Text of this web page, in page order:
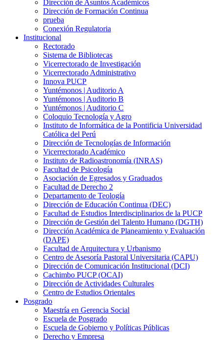
Dirección de Asuntos Académicos
Dirección de Formación Continua
prueba
Conexión Regulatoria
Institucional
Rectorado
Sistema de Bibliotecas
Vicerrectorado de Investigación
Vicerrectorado Administrativo
Innova PUCP
Yuntémonos | Auditorio A
Yuntémonos | Auditorio B
Yuntémonos | Auditorio C
Coloquio Tecnología y Agro
Instituto de Informática de la Pontificia Universidad
Católica del Perú
Dirección de Tecnologías de Información
Vicerrectorado Académico
Instituto de Radioastronomía (INRAS)
Facultad de Psicología
Asociación de Egresados y Graduados
Facultad de Derecho 2
Departamento de Teología
Dirección de Educación Continua (DEC)
Facultad de Estudios Interdisciplinarios de la PUCP
Dirección de Gestión del Talento Humano (DGTH)
Dirección Académica de Planeamiento y Evaluación
(DAPE)
Facultad de Arquitectura y Urbanismo
Centro de Asesoría Pastoral Universitaria (CAPU)
Dirección de Comunicación Institucional (DCI)
Cachimbo PUCP (OCAI)
Dirección de Actividades Culturales
Centro de Estudios Orientales
Posgrado
Maestría en Gerencia Social
Escuela de Posgrado
Escuela de Gobierno y Políticas Públicas
Derecho y Empresa